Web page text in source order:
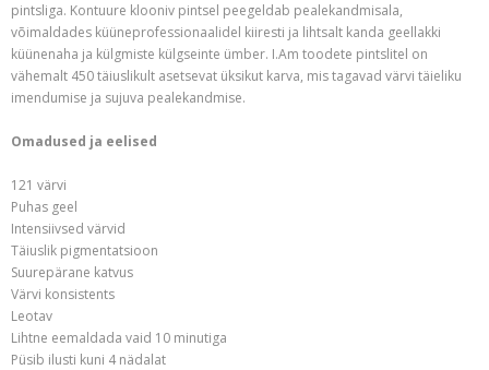
pintsliga. Kontuure klooniv pintsel peegeldab pealekandmisala,
võimaldades küüneprofessionaalidel kiiresti ja lihtsalt kanda geellakki
küünenaha ja külgmiste külgseinte ümber. I.Am toodete pintslitel on
vähemalt 450 täiuslikult asetsevat üksikut karva, mis tagavad värvi täieliku
imendumise ja sujuva pealekandmise.
Omadused ja eelised
121 värvi
Puhas geel
Intensiivsed värvid
Täiuslik pigmentatsioon
Suurepärane katvus
Värvi konsistents
Leotav
Lihtne eemaldada vaid 10 minutiga
Püsib ilusti kuni 4 nädalat